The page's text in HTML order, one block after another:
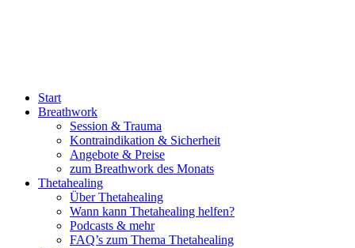
Start
Breathwork
Session & Trauma
Kontraindikation & Sicherheit
Angebote & Preise
zum Breathwork des Monats
Thetahealing
Über Thetahealing
Wann kann Thetahealing helfen?
Podcasts & mehr
FAQ’s zum Thema Thetahealing